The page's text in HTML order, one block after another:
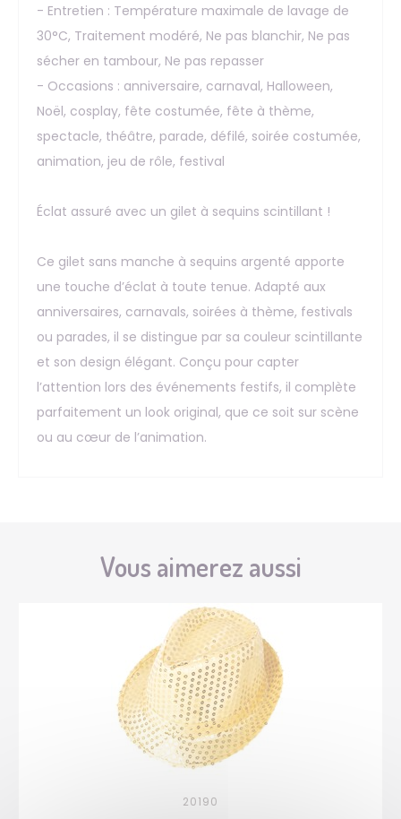
- Entretien : Température maximale de lavage de
30°C, Traitement modéré, Ne pas blanchir, Ne pas
sécher en tambour, Ne pas repasser
- Occasions : anniversaire, carnaval, Halloween,
Noël, cosplay, fête costumée, fête à thème,
spectacle, théâtre, parade, défilé, soirée costumée,
animation, jeu de rôle, festival
Éclat assuré avec un gilet à sequins scintillant !
Ce gilet sans manche à sequins argenté apporte
une touche d’éclat à toute tenue. Adapté aux
anniversaires, carnavals, soirées à thème, festivals
ou parades, il se distingue par sa couleur scintillante
et son design élégant. Conçu pour capter
l’attention lors des événements festifs, il complète
parfaitement un look original, que ce soit sur scène
ou au cœur de l’animation.
Vous aimerez aussi
20190